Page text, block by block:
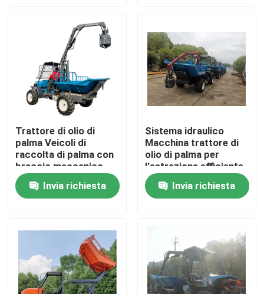
Visita alla fabbrica
Controllo Qualità
Contattaci
Notizie
Macchinari per le aziende agricole
Macchine per la logistica
Trattore di olio di
palma Veicoli di
raccolta di palma con
braccio meccanico
robotico
Invia richiesta
Sistema idraulico
Macchina trattore di
olio di palma per
l'estrazione efficiente
di olio di palma
Indonesia dedicata
Invia richiesta